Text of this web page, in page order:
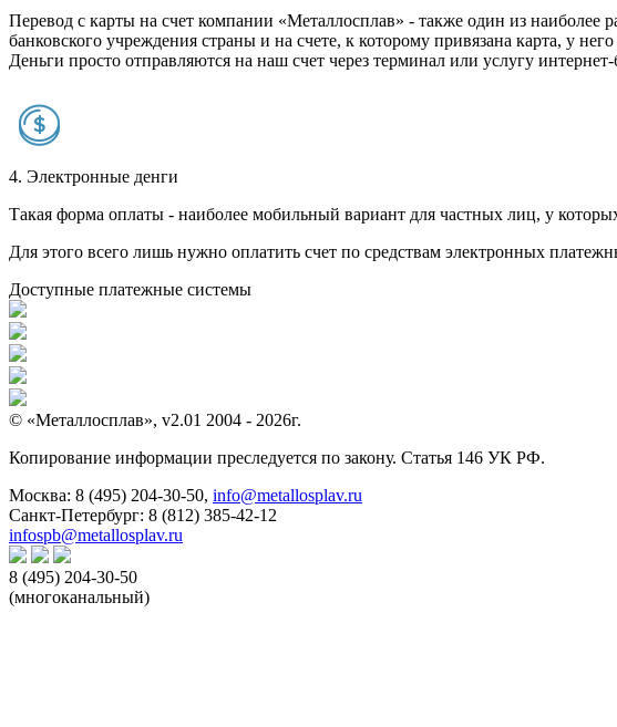
Перевод с карты на счет компании «Металлосплав» - также один из наиболее
банковского учреждения страны и на счете, к которому привязана карта, у
Деньги просто отправляются на наш счет через терминал или услугу
4. Электронные денги
Такая форма оплаты - наиболее мобильный вариант для частных лиц, у
Для этого всего лишь нужно оплатить счет по средствам электронных
Доступные платежные системы
© «Металлосплав», v2.01 2004 - 2026г.
Копирование информации преследуется по закону. Статья 146 УК РФ.
Москва: 8 (495) 204-30-50, info@metallosplav.ru
Санкт-Петербург: 8 (812) 385-42-12
infospb@metallosplav.ru
8 (495) 204-30-50
(многоканальный)